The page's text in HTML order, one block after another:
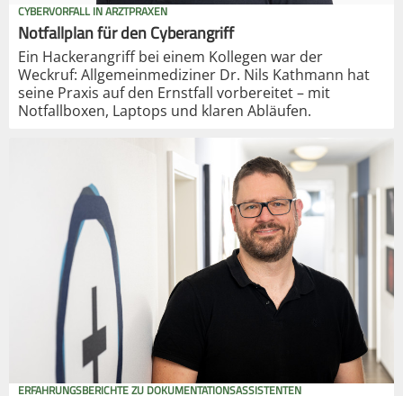
CYBERVORFALL IN ARZTPRAXEN
Notfallplan für den Cyberangriff
Ein Hackerangriff bei einem Kollegen war der
Weckruf: Allgemeinmediziner Dr. Nils Kathmann hat
seine Praxis auf den Ernstfall vorbereitet – mit
Notfallboxen, Laptops und klaren Abläufen.
ERFAHRUNGSBERICHTE ZU DOKUMENTATIONSASSISTENTEN